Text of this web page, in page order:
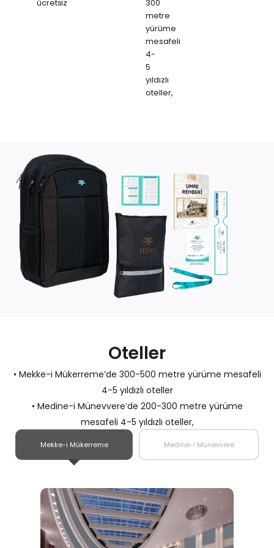
ücretsiz
300
metre
yürüme
mesafeli
4-
5
yıldızlı
oteller,
Oteller
• Mekke-i Mükerreme’de 300-500 metre yürüme mesafeli
4-5 yıldızlı oteller
• Medine-i Münevvere’de 200-300 metre yürüme
mesafeli 4-5 yıldızlı oteller,
Mekke-i Mükerreme Medine-i Münevvere